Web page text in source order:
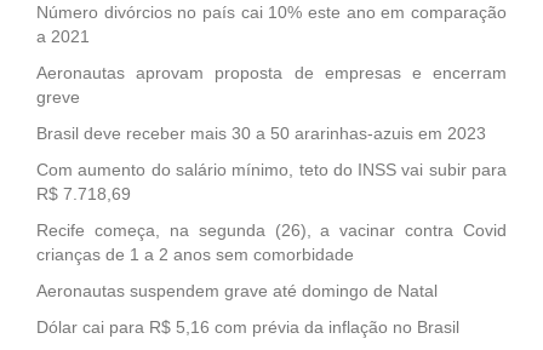
Número divórcios no país cai 10% este ano em comparação
a 2021
Aeronautas aprovam proposta de empresas e encerram
greve
Brasil deve receber mais 30 a 50 ararinhas-azuis em 2023
Com aumento do salário mínimo, teto do INSS vai subir para
R$ 7.718,69
Recife começa, na segunda (26), a vacinar contra Covid
crianças de 1 a 2 anos sem comorbidade
Aeronautas suspendem grave até domingo de Natal
Dólar cai para R$ 5,16 com prévia da inflação no Brasil